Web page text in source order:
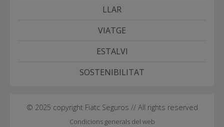
LLAR
VIATGE
ESTALVI
SOSTENIBILITAT
© 2025 copyright Fiatc Seguros // All rights reserved
Condicions generals del web